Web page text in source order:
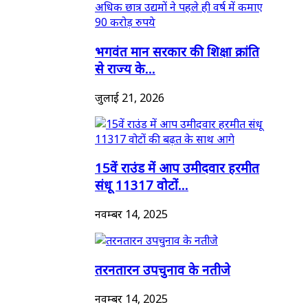
भगवंत मान सरकार की शिक्षा क्रांति
से राज्य के...
जुलाई 21, 2026
15वें राउंड में आप उमीदवार हरमीत
संधू 11317 वोटों...
नवम्बर 14, 2025
तरनतारन उपचुनाव के नतीजे
नवम्बर 14, 2025